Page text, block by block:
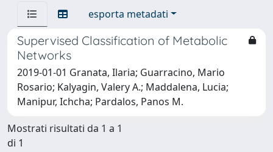
esporta metadati
Supervised Classification of Metabolic
Networks
2019-01-01 Granata, Ilaria; Guarracino, Mario
Rosario; Kalyagin, Valery A.; Maddalena, Lucia;
Manipur, Ichcha; Pardalos, Panos M.
Mostrati risultati da 1 a 1
di 1